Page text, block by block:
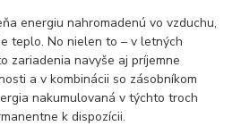
energiu nahromadenú vo vzduchu,
teplo. No nielen to – v letných
zariadenia navyše aj príjemne
a v kombinácii so zásobníkom
nakumulovaná v týchto troch
k dispozícii.